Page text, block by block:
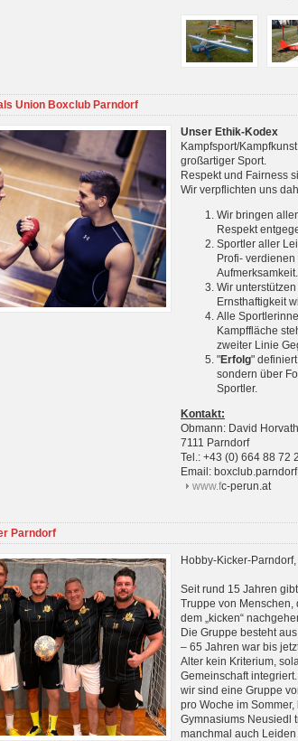
Union Boxclub Parndorf
Unser Ethik-Kodex
Kampfsport/
großartiger Sport.
Respekt und Fairness
Wir verpflichten uns
Wir bringen
Respekt
Sportler aller
Profi-
Aufmerksamkeit.
Wir
Ernsthaftigkeit
Alle
Kampffläche
zweiter Linie
"Erfolg"
sondern über
Sportler.
Kontakt:
Obmann: David Horvath
7111 Parndorf
Tel.: +43 (0) 664 88 72
Email:
www.fc-perun.at
Parndorf
Hobby-Kicker-
Seit rund 15 Jahren
Truppe von Menschen,
dem „kicken“
Die Gruppe besteht
– 65 Jahren war bis
Alter kein Kriterium,
Gemeinschaft integriert.
wir sind eine Gruppe
pro Woche im
Gymnasiums Neusiedl
manchmal auch